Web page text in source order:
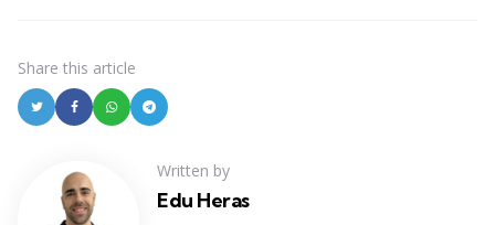
Share this article
Written by
Edu Heras